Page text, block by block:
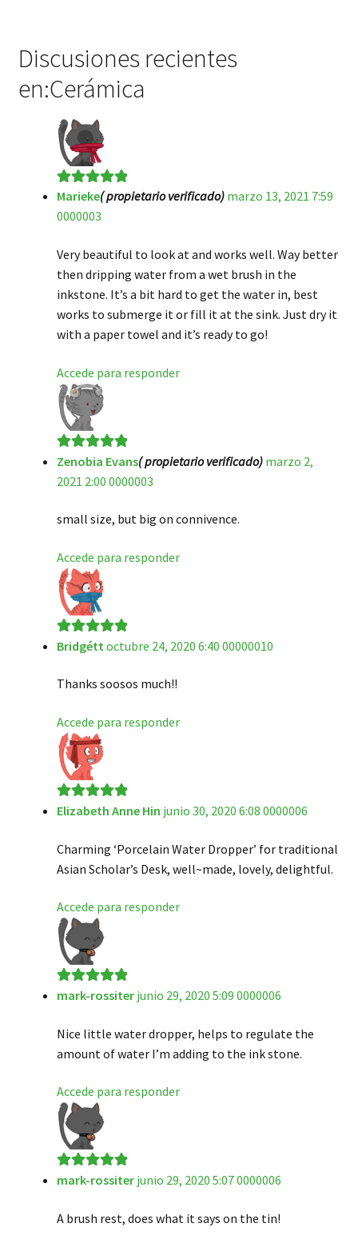
Discusiones recientes
en:Cerámica
Valorado en5
de 5
Marieke( propietario verificado) marzo 13, 2021 7:59
0000003
Very beautiful to look at and works well. Way better
then dripping water from a wet brush in the
inkstone. It’s a bit hard to get the water in, best
works to submerge it or fill it at the sink. Just dry it
with a paper towel and it’s ready to go!
Accede para responder
Valorado en5
de 5
Zenobia Evans( propietario verificado) marzo 2,
2021 2:00 0000003
small size, but big on connivence.
Accede para responder
Valorado en5
Bridgétt octubre 24, 2020 6:40 00000010
Thanks soosos much!!
Accede para responder
Valorado en5
Elizabeth Anne Hin junio 30, 2020 6:08 0000006
Charming ‘Porcelain Water Dropper’ for traditional
Asian Scholar’s Desk, well~made, lovely, delightful.
Accede para responder
Valorado en5
mark-rossiter junio 29, 2020 5:09 0000006
Nice little water dropper, helps to regulate the
amount of water I’m adding to the ink stone.
Accede para responder
Valorado en5
mark-rossiter junio 29, 2020 5:07 0000006
A brush rest, does what it says on the tin!